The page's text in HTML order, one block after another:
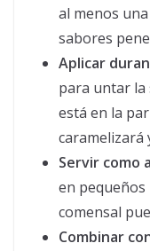
al menos
sabores
Aplicar
para untar la
está en la
caramelizará
Servir como
en pequeños
comensal
Combinar